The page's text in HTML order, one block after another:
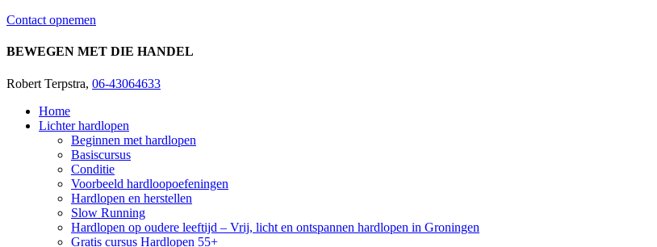
Contact opnemen
BEWEGEN MET DIE HANDEL
Robert Terpstra, 06-43064633
Home
Lichter hardlopen
Beginnen met hardlopen
Basiscursus
Conditie
Voorbeeld hardloopoefeningen
Hardlopen en herstellen
Slow Running
Hardlopen op oudere leeftijd – Vrij, licht en ontspannen hardlopen in Groningen
Gratis cursus Hardlopen 55+